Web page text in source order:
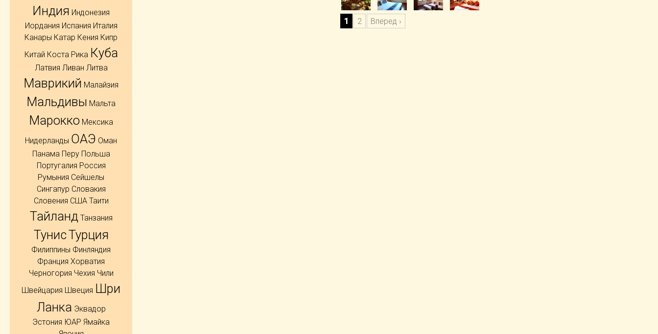
1 2 Вперед ›
Индия Индонезия
Иордания Испания Италия
Канары Катар Кения Кипр
Китай Коста Рика Куба
Латвия Ливан Литва
Маврикий Малайзия
Мальдивы Мальта
Марокко Мексика
Нидерланды ОАЭ Оман
Панама Перу Польша
Португалия Россия
Румыния Сейшелы
Сингапур Словакия
Словения США Таити
Тайланд Танзания
ТунисТурция
Филиппины Финляндия
Франция Хорватия
Черногория Чехия Чили
Швейцария Швеция Шри
Ланка Эквадор
Эстония ЮАР Ямайка